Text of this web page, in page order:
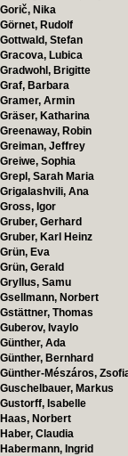
Gorič, Nika
Görnet, Rudolf
Gottwald, Stefan
Gracova, Lubica
Gradwohl, Brigitte
Graf, Barbara
Gramer, Armin
Gräser, Katharina
Greenaway, Robin
Greiman, Jeffrey
Greiwe, Sophia
Grepl, Sarah Maria
Grigalashvili, Ana
Gross, Igor
Gruber, Gerhard
Gruber, Karl Heinz
Grün, Eva
Grün, Gerald
Gryllus, Samu
Gsellmann, Norbert
Gstättner, Thomas
Guberov, Ivaylo
Günther, Ada
Günther, Bernhard
Günther-Mészáros,
Guschelbauer, Markus
Gustorff, Isabelle
Haas, Norbert
Haber, Claudia
Habermann, Ingrid